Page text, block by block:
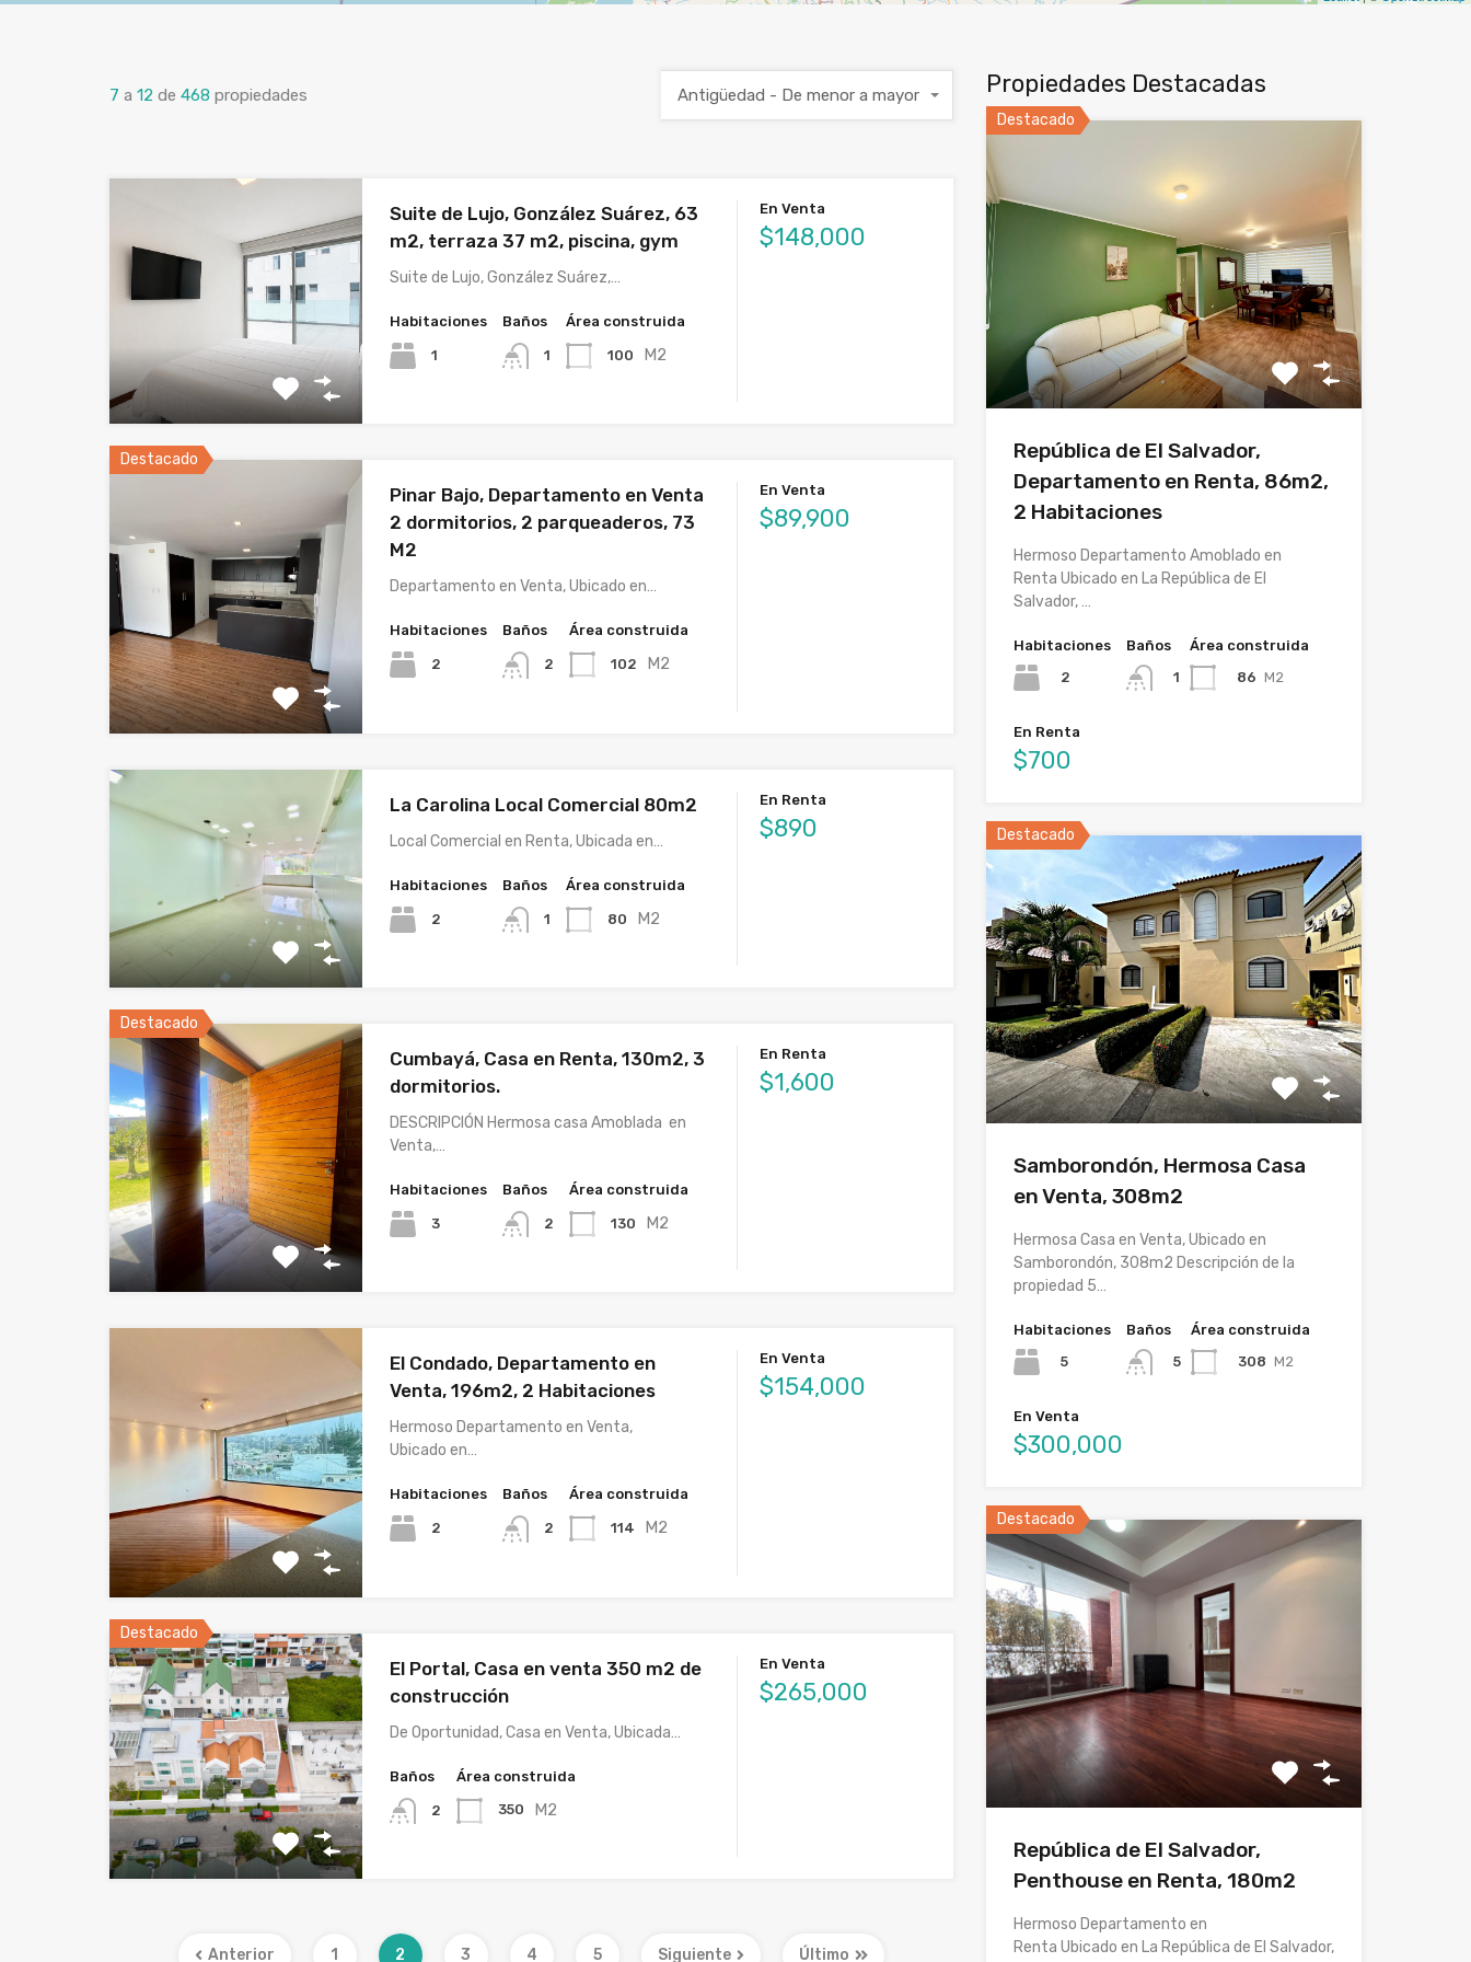
7 a 12 de 468 propiedades Antigüedad - De menor a mayor
Suite de Lujo, González Suárez, 63
m2, terraza 37 m2, piscina, gym
Suite de Lujo, González Suárez,…
Habitaciones
1
Baños
1
Área construida
100 M2
En Venta
$148,000
Destacado
Pinar Bajo, Departamento en Venta
2 dormitorios, 2 parqueaderos, 73
M2
Departamento en Venta, Ubicado en…
Habitaciones
2
Baños
2
Área construida
102 M2
En Venta
$89,900
La Carolina Local Comercial 80m2
Local Comercial en Renta, Ubicada en…
Habitaciones
2
Baños
1
Área construida
80 M2
En Renta
$890
Destacado
Cumbayá, Casa en Renta, 130m2, 3
dormitorios.
DESCRIPCIÓN Hermosa casa Amoblada en
Venta,…
Habitaciones
3
Baños
2
Área construida
130 M2
En Renta
$1,600
El Condado, Departamento en
Venta, 196m2, 2 Habitaciones
Hermoso Departamento en Venta,
Ubicado en…
Habitaciones
2
Baños
2
Área construida
114 M2
En Venta
$154,000
Destacado
El Portal, Casa en venta 350 m2 de
construcción
De Oportunidad, Casa en Venta, Ubicada…
Baños
2
Área construida
350 M2
En Venta
$265,000
Anterior 1 2 3 4 5 Siguiente Último
Propiedades Destacadas
Destacado
República de El Salvador,
Departamento en Renta, 86m2,
2 Habitaciones
Hermoso Departamento Amoblado en
Renta Ubicado en La República de El
Salvador, …
Habitaciones
2
Baños
1
Área construida
86 M2
En Renta
$700
Destacado
Samborondón, Hermosa Casa
en Venta, 308m2
Hermosa Casa en Venta, Ubicado en
Samborondón, 308m2 Descripción de la
propiedad 5…
Habitaciones
5
Baños
5
Área construida
308 M2
En Venta
$300,000
Destacado
República de El Salvador,
Penthouse en Renta, 180m2
Hermoso Departamento en
Renta Ubicado en La República de El Salvador,